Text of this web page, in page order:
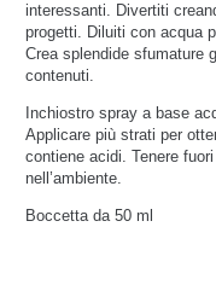
interessanti. Divertiti
progetti. Diluiti con acqua
Crea splendide sfumature
contenuti.
Inchiostro spray a base
Applicare più strati per
contiene acidi. Tenere
nell’ambiente.
Boccetta da 50 ml